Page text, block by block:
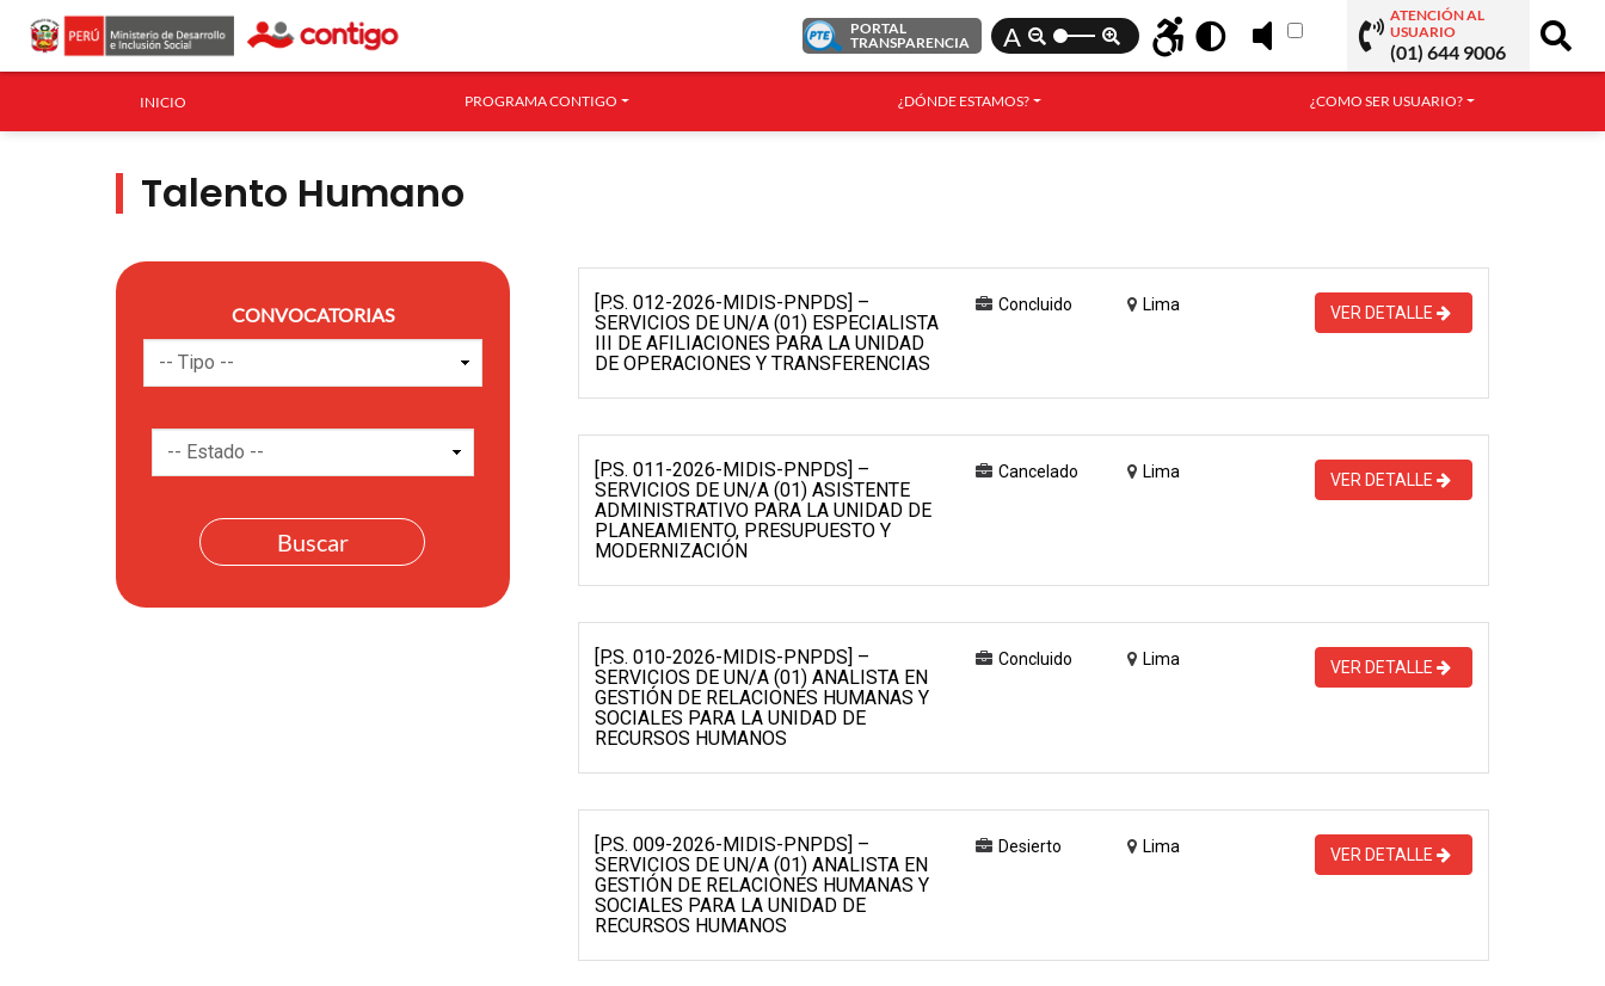
PORTAL
TRANSPARENCIA
A
ATENCIÓN AL
USUARIO
(01) 644 9006
INICIO PROGRAMA CONTIGO ¿DÓNDE ESTAMOS? ¿COMO SER USUARIO?
Talento Humano
CONVOCATORIAS
[P.S. 012-2026-MIDIS-PNPDS] –
SERVICIOS DE UN/A (01) ESPECIALISTA
III DE AFILIACIONES PARA LA UNIDAD
DE OPERACIONES Y TRANSFERENCIAS
Concluido Lima VER DETALLE
[P.S. 011-2026-MIDIS-PNPDS] –
SERVICIOS DE UN/A (01) ASISTENTE
ADMINISTRATIVO PARA LA UNIDAD DE
PLANEAMIENTO, PRESUPUESTO Y
MODERNIZACIÓN
Cancelado Lima VER DETALLE
[P.S. 010-2026-MIDIS-PNPDS] –
SERVICIOS DE UN/A (01) ANALISTA EN
GESTIÓN DE RELACIONES HUMANAS Y
SOCIALES PARA LA UNIDAD DE
RECURSOS HUMANOS
Concluido Lima VER DETALLE
[P.S. 009-2026-MIDIS-PNPDS] –
SERVICIOS DE UN/A (01) ANALISTA EN
GESTIÓN DE RELACIONES HUMANAS Y
SOCIALES PARA LA UNIDAD DE
RECURSOS HUMANOS
Desierto Lima VER DETALLE